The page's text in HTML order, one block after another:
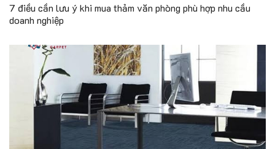
7 điều cần lưu ý khi mua thảm văn phòng phù hợp nhu cầu
doanh nghiệp